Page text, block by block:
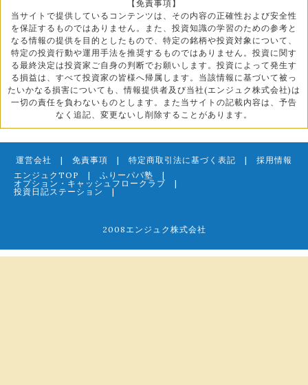
【免責事項】
当サイトで提供しているコンテンツは、その内容の正確性および安全性
を保証するものではありません。また、投資知識の学習のための参考と
なる情報の提供を目的としたもので、特定の銘柄や投資対象について、
特定の投資行動や運用手法を推奨するものではありません。投資に関す
る最終決定は投資家ご自身の判断でお願いします。投資によって発生す
る損益は、すべて投資家の皆様へ帰属します。当該情報に基づいて被っ
たいかなる損害についても、情報提供者及び当社(エンジュク株式会社)は
一切の責任を負わないものとします。また当サイトの記載内容は、予告
なく追記、変更ないし削除することがあります。
運営会社 | 免責事項 | 特定商取引法に基づく表記 | 採用情報
エンジュクTOP
| ふりーパパ塾 |
オプション・キャッシュフロークラブ |
投資日記ステーション
|
2008エンジュク株式会社